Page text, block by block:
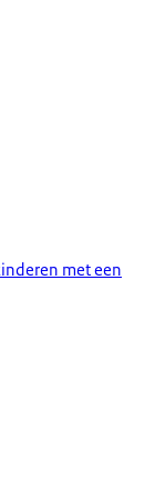
met een